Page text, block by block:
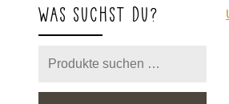
WAS SUCHST DU?
Suchen